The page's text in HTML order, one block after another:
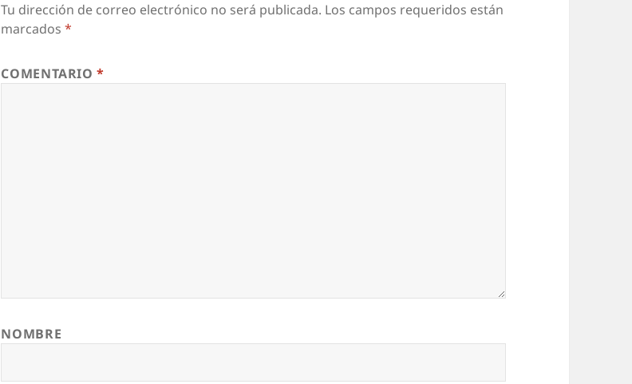
Tu dirección de correo electrónico no será publicada. Los campos requeridos están
marcados*
COMENTARIO*
NOMBRE